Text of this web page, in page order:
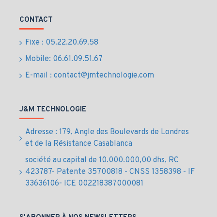
recommandées
Salles de réunion moyennes à grandes (10 à 20
personnes)
Entreprises multinationales, administrations,
au Maroc
Fiche technique
Résolution caméra : Ultra HD 4K, 1080p, 720p
Zoom optique : 15x (5x optique + 3x numérique
CONTACT
Fixe : 05.22.20.69.58
Mobile: 06.61.09.51.67
E-mail : contact@jmtechnologie.com
J&M TECHNOLOGIE
Adresse : 179, Angle des Boulevards de Londres
et de la Résistance Casablanca
société au capital de 10.000.000,00 dhs, RC
423787- Patente 35700818 - CNSS 1358398 - IF
33636106- ICE 002218387000081